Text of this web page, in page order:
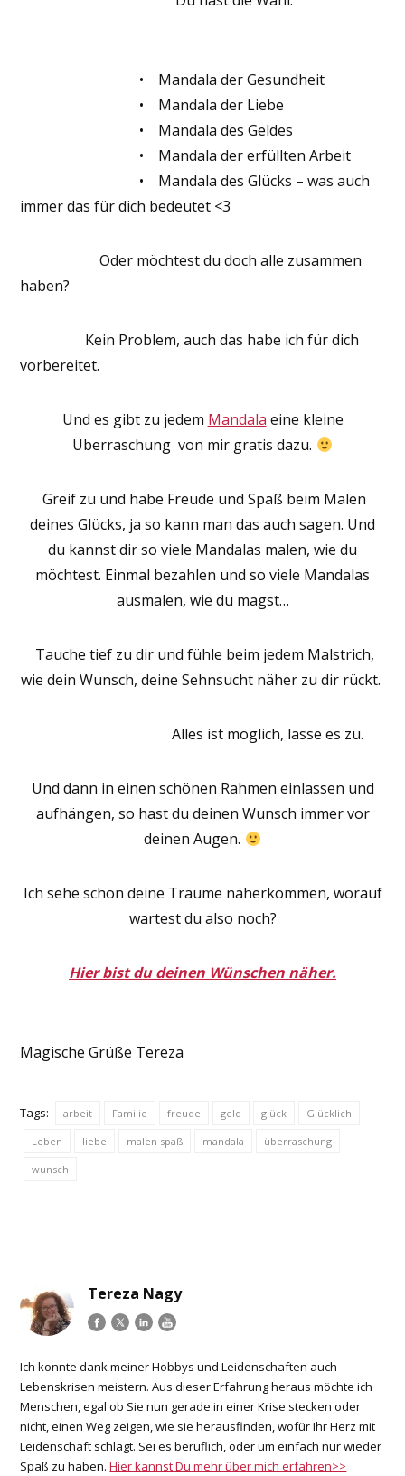
• Mandala der Gesundheit
• Mandala der Liebe
• Mandala des Geldes
• Mandala der erfüllten Arbeit
• Mandala des Glücks – was auch
immer das für dich bedeutet <3
Oder möchtest du doch alle zusammen
haben?
Kein Problem, auch das habe ich für dich
vorbereitet.
Und es gibt zu jedem Mandala eine kleine
Überraschung von mir gratis dazu.
Greif zu und habe Freude und Spaß beim Malen
deines Glücks, ja so kann man das auch sagen. Und
du kannst dir so viele Mandalas malen, wie du
möchtest. Einmal bezahlen und so viele Mandalas
ausmalen, wie du magst…
Tauche tief zu dir und fühle beim jedem Malstrich,
wie dein Wunsch, deine Sehnsucht näher zu dir rückt.
Alles ist möglich, lasse es zu.
Und dann in einen schönen Rahmen einlassen und
aufhängen, so hast du deinen Wunsch immer vor
deinen Augen.
Ich sehe schon deine Träume näherkommen, worauf
wartest du also noch?
Hier bist du deinen Wünschen näher.
Magische Grüße Tereza
Tags: arbeit Familie freude geld glück Glücklich
Leben liebe malen spaß mandala überraschung
wunsch
Tereza Nagy
Ich konnte dank meiner Hobbys und Leidenschaften auch
Lebenskrisen meistern. Aus dieser Erfahrung heraus möchte ich
Menschen, egal ob Sie nun gerade in einer Krise stecken oder
nicht, einen Weg zeigen, wie sie herausfinden, wofür Ihr Herz mit
Leidenschaft schlägt. Sei es beruflich, oder um einfach nur wieder
Spaß zu haben.Hier kannst Du mehr über mich erfahren>>